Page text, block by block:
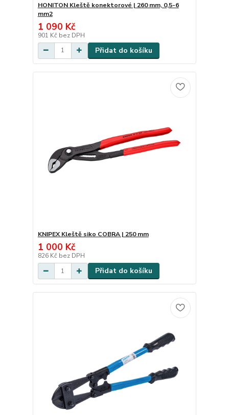
HONITON Kleště konektorové | 260 mm, 0,5-6
mm2
1 090 Kč
901 Kč bez DPH
Přidat do košíku
KNIPEX Kleště siko COBRA | 250 mm
1 000 Kč
826 Kč bez DPH
Přidat do košíku